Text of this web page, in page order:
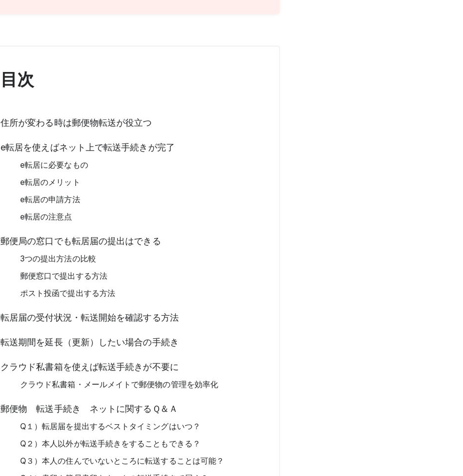
目次
住所が変わる時は郵便物転送が役立つ
e転居を使えばネット上で転送手続きが完了
e転居に必要なもの
e転居のメリット
e転居の申請方法
e転居の注意点
郵便局の窓口でも転居届の提出はできる
3つの提出方法の比較
郵便窓口で提出する方法
ポスト投函で提出する方法
転居届の受付状況・転送開始を確認する方法
転送期間を延長（更新）したい場合の手続き
クラウド私書箱を使えば転送手続きが不要に
クラウド私書箱・メールメイトで郵便物の管理を効率化
郵便物 転送手続き ネットに関するＱ＆Ａ
Q１）転居届を提出するベストタイミングはいつ？
Q２）本人以外が転送手続きをすることもできる？
Q３）本人の住んでいないところに転送することは可能？